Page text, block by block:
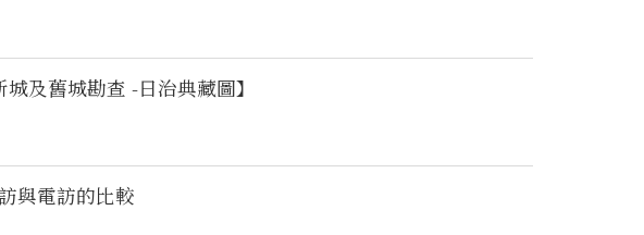
及舊城勘查 -日治典藏圖】
與電訪的比較